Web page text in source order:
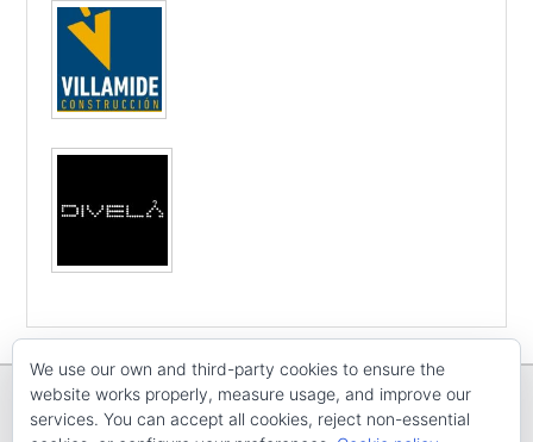
We use our own and third-party cookies to ensure the
website works properly, measure usage, and improve our
services. You can accept all cookies, reject non-essential